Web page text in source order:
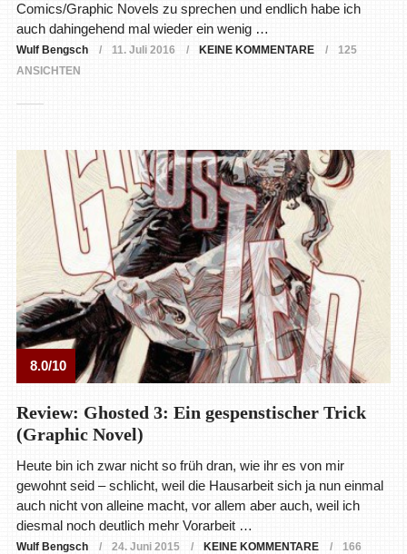
Comics/Graphic Novels zu sprechen und endlich habe ich
auch dahingehend mal wieder ein wenig …
Wulf Bengsch 11. Juli 2016 KEINE KOMMENTARE
125
ANSICHTEN
8.0/10
Review: Ghosted 3: Ein gespenstischer Trick
(Graphic Novel)
Heute bin ich zwar nicht so früh dran, wie ihr es von mir
gewohnt seid – schlicht, weil die Hausarbeit sich ja nun einmal
auch nicht von alleine macht, vor allem aber auch, weil ich
diesmal noch deutlich mehr Vorarbeit …
Wulf Bengsch 24. Juni 2015 KEINE KOMMENTARE
166